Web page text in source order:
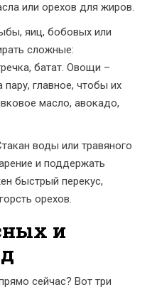
или орехов для жиров.
яиц, бобовых или
сложные:
батат. Овощи –
главное, чтобы их
масло, авокадо,
воды или травяного
и поддержать
быстрый перекус,
орехов.
и
сейчас? Вот три